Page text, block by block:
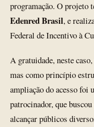
programação. O projeto
Edenred Brasil, e
Federal de Incentivo à
A gratuidade, neste
mas como princípio
ampliação do acesso foi
patrocinador, que
alcançar públicos